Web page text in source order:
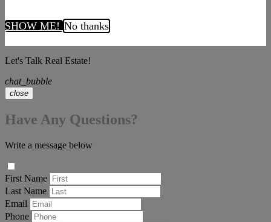
SHOW ME!No thanks
Let's Talk Real Estate!
chat_bubble
close
Have Any Questions?
Write a message below
First Name
Last Name
Email
Phone